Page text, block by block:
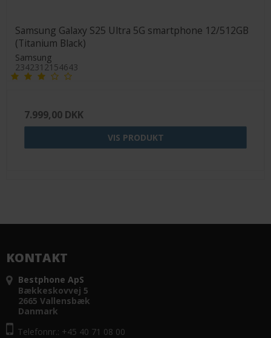
Samsung Galaxy S25 Ultra 5G smartphone 12/512GB
(Titanium Black)
Samsung
2342312154643
7.999,00 DKK
VIS PRODUKT
KONTAKT
Bestphone ApS
Bækkeskovvej 5
2665 Vallensbæk
Danmark
Telefonnr.: +45 40 71 08 00